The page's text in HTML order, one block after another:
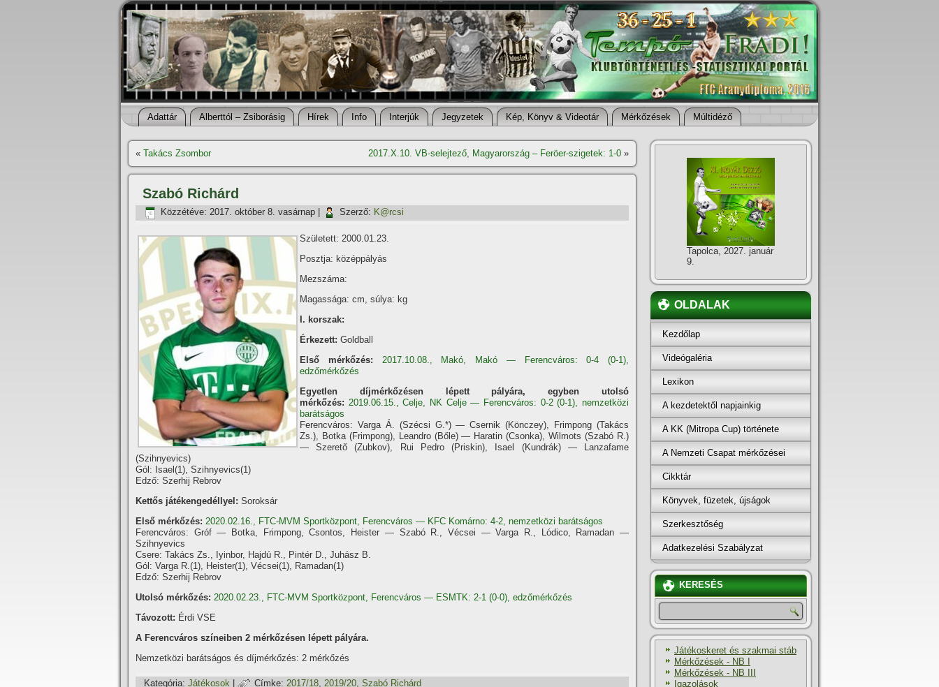
Adattár Alberttól – Zsiborásig Hí­rek Info Interjúk Jegyzetek Kép, Könyv & Videotár Mérkőzések Múltidéző
« Takács Zsombor 2017.X.10. VB-selejtező, Magyarország – Feröer-szigetek: 1-0 »
Szabó Richárd
Közzétéve: 2017. október 8. vasárnap Szerző: K@rcsi
Született: 2000.01.23.
Posztja: középpályás
Mezszáma:
Magassága: cm, súlya: kg
I. korszak:
Érkezett: Goldball
Első mérkőzés: 2017.10.08., Makó, Makó — Ferencváros: 0-4 (0-1),
edzőmérkőzés
Egyetlen dí­jmérkőzésen lépett pályára, egyben utolsó
mérkőzés: 2019.06.15., Celje, NK Celje — Ferencváros: 0-2 (0-1), nemzetközi
barátságos
Ferencváros: Varga Á. (Szécsi G.*) — Csernik (Könczey), Frimpong (Takács
Zs.), Botka (Frimpong), Leandro (Bőle) — Haratin (Csonka), Wilmots (Szabó R.)
— Szerető (Zubkov), Rui Pedro (Priskin), Isael (Kundrák) — Lanzafame
(Szihnyevics)
Gól: Isael(1), Szihnyevics(1)
Edző: Szerhij Rebrov
Kettős játékengedéllyel: Soroksár
Első mérkőzés: 2020.02.16., FTC-MVM Sportközpont, Ferencváros — KFC Komárno: 4-2, nemzetközi barátságos
Ferencváros: Gróf — Botka, Frimpong, Csontos, Heister — Szabó R., Vécsei — Varga R., Lódico, Ramadan —
Szihnyevics
Csere: Takács Zs., Iyinbor, Hajdú R., Pintér D., Juhász B.
Gól: Varga R.(1), Heister(1), Vécsei(1), Ramadan(1)
Edző: Szerhij Rebrov
Utolsó mérkőzés: 2020.02.23., FTC-MVM Sportközpont, Ferencváros — ESMTK: 2-1 (0-0), edzőmérkőzés
Távozott: Érdi VSE
A Ferencváros szí­neiben 2 mérkőzésen lépett pályára.
Nemzetközi barátságos és dí­jmérkőzés: 2 mérkőzés
Kategória: Játékosok Címke: 2017/18, 2019/20, Szabó Richárd
Tapolca, 2027. január
9.
OLDALAK
Kezdőlap
Videógaléria
Lexikon
A kezdetektől napjainkig
A KK (Mitropa Cup) története
A Nemzeti Csapat mérkőzései
Cikktár
Könyvek, füzetek, újságok
Szerkesztőség
Adatkezelési Szabályzat
KERESÉS
Játékoskeret és szakmai stáb
Mérkőzések - NB I
Mérkőzések - NB III
Igazolások